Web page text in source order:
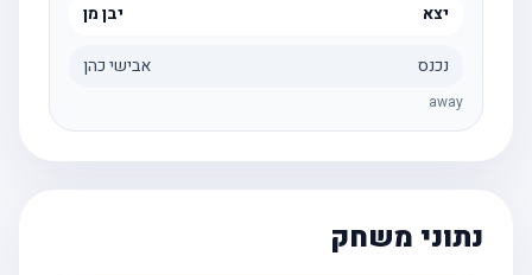
יצא יבן מן
נכנס אבישי כהן
away
נתוני משחק